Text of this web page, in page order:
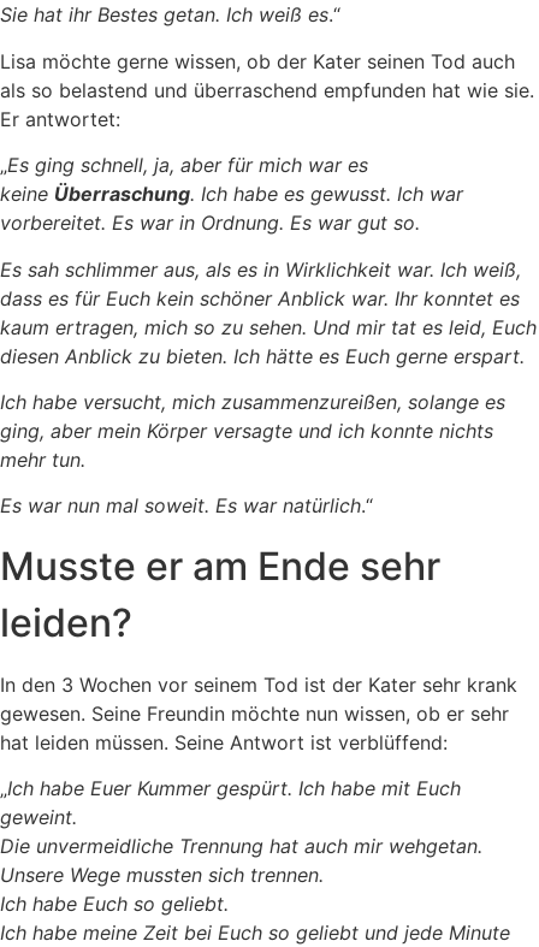
Sie hat ihr Bestes getan. Ich weiß es.“
Lisa möchte gerne wissen, ob der Kater seinen Tod auch
als so belastend und überraschend empfunden hat wie sie.
Er antwortet:
„Es ging schnell, ja, aber für mich war es
keine Überraschung. Ich habe es gewusst. Ich war
vorbereitet. Es war in Ordnung. Es war gut so.
Es sah schlimmer aus, als es in Wirklichkeit war. Ich weiß,
dass es für Euch kein schöner Anblick war. Ihr konntet es
kaum ertragen, mich so zu sehen. Und mir tat es leid, Euch
diesen Anblick zu bieten. Ich hätte es Euch gerne erspart.
Ich habe versucht, mich zusammenzureißen, solange es
ging, aber mein Körper versagte und ich konnte nichts
mehr tun.
Es war nun mal soweit. Es war natürlich.“
Musste er am Ende sehr
leiden?
In den 3 Wochen vor seinem Tod ist der Kater sehr krank
gewesen. Seine Freundin möchte nun wissen, ob er sehr
hat leiden müssen. Seine Antwort ist verblüffend:
„Ich habe Euer Kummer gespürt. Ich habe mit Euch
geweint.
Die unvermeidliche Trennung hat auch mir wehgetan.
Unsere Wege mussten sich trennen.
Ich habe Euch so geliebt.
Ich habe meine Zeit bei Euch so geliebt und jede Minute